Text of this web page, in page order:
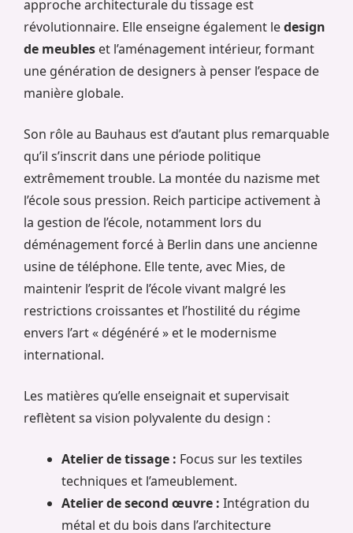
approche architecturale du tissage est
révolutionnaire. Elle enseigne également ledesign
de meubles et l’aménagement intérieur, formant
une génération de designers à penser l’espace de
manière globale.
Son rôle au Bauhaus est d’autant plus remarquable
qu’il s’inscrit dans une période politique
extrêmement trouble. La montée du nazisme met
l’école sous pression. Reich participe activement à
la gestion de l’école, notamment lors du
déménagement forcé à Berlin dans une ancienne
usine de téléphone. Elle tente, avec Mies, de
maintenir l’esprit de l’école vivant malgré les
restrictions croissantes et l’hostilité du régime
envers l’art « dégénéré » et le modernisme
international.
Les matières qu’elle enseignait et supervisait
reflètent sa vision polyvalente du design :
Atelier de tissage : Focus sur les textiles
techniques et l’ameublement.
Atelier de second œuvre : Intégration du
métal et du bois dans l’architecture